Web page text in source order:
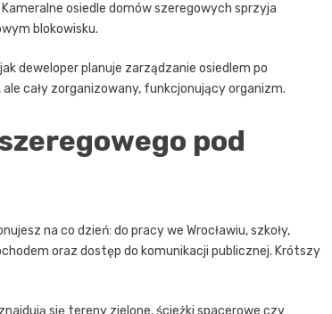
osiedle domów szeregowych sprzyja
blokowisku.
deweloper planuje zarządzanie osiedlem po
cały zorganizowany, funkcjonujący organizm.
pod
na co dzień: do pracy we Wrocławiu, szkoły,
oraz dostęp do komunikacji publicznej. Krótszy
się tereny zielone, ścieżki spacerowe czy